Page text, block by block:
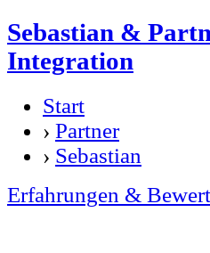
Sebastian &
Integration
Start
› Partner
› Sebastian
Erfahrungen &